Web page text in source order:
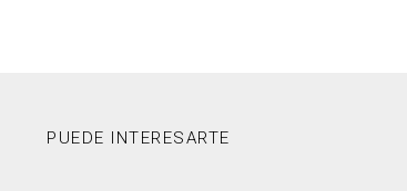
PUEDE INTERESARTE